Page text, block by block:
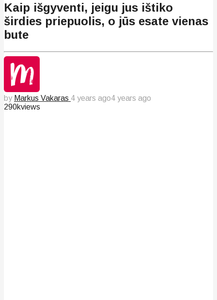
Kaip išgyventi, jeigu jus ištiko
širdies priepuolis, o jūs esate vienas
bute
by Markus Vakaras 4 years ago4 years ago
290kviews